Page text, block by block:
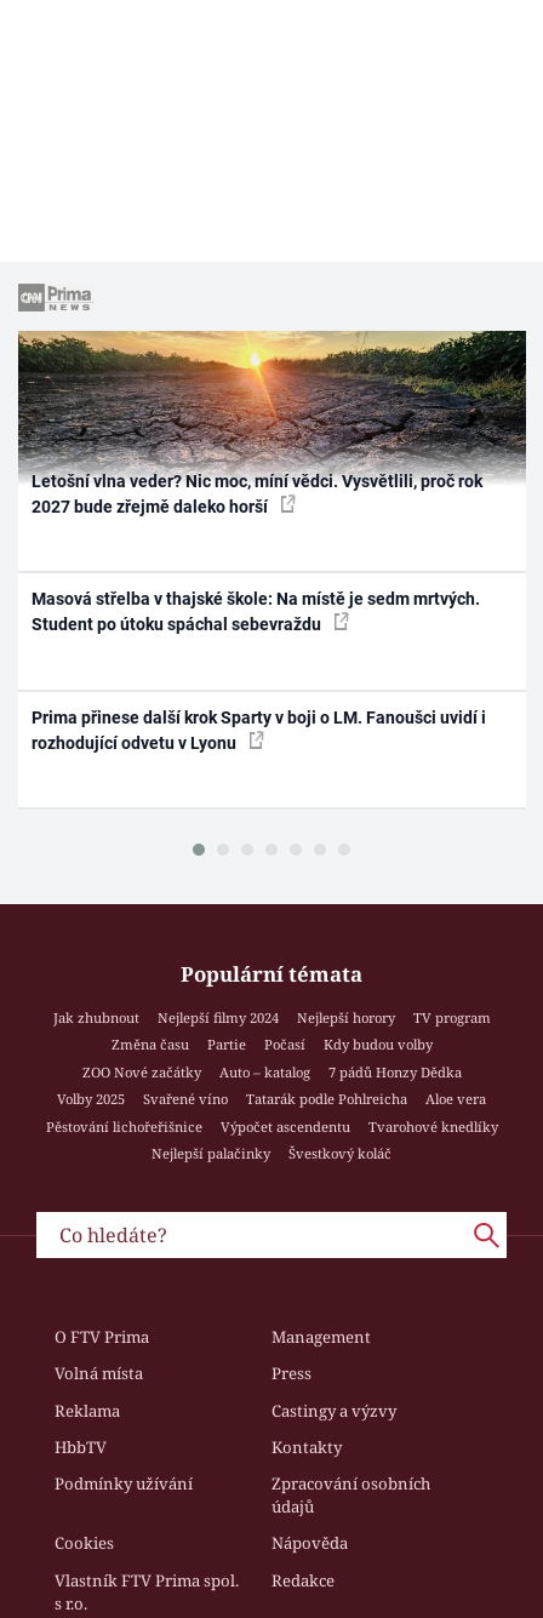
Letošní vlna veder? Nic moc, míní vědci. Vysvětlili, proč rok
2027 bude zřejmě daleko horší
Masová střelba v thajské škole: Na místě je sedm mrtvých.
Student po útoku spáchal sebevraždu
Prima přinese další krok Sparty v boji o LM. Fanoušci uvidí i
rozhodující odvetu v Lyonu
Populární témata
Jak zhubnout Nejlepší filmy 2024 Nejlepší horory
TV program
Změna času
Partie Počasí
Kdy budou volby
ZOO Nové začátky
Auto – katalog
7 pádů Honzy Dědka
Volby 2025
Svařené víno Tatarák podle Pohlreicha
Aloe vera
Pěstování lichořeřišnice
Výpočet ascendentu
Tvarohové knedlíky
Nejlepší palačinky
Švestkový koláč
O FTV Prima
Management
Volná místa
Press
Reklama
Castingy a výzvy
HbbTV
Kontakty
Podmínky užívání
Zpracování osobních
údajů
Cookies
Nápověda
Vlastník FTV Prima spol.
s r.o.
Redakce